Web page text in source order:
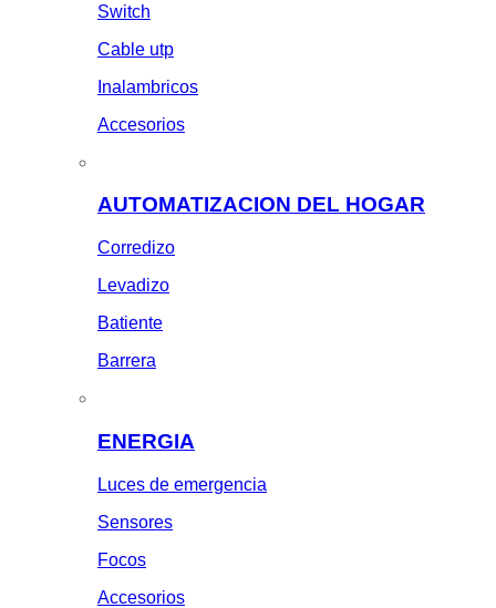
Switch
Cable utp
Inalambricos
Accesorios
AUTOMATIZACION DEL HOGAR
Corredizo
Levadizo
Batiente
Barrera
ENERGIA
Luces de emergencia
Sensores
Focos
Accesorios